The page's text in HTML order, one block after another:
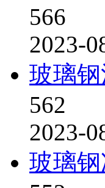
566
2023-
玻璃
562
2023-
玻璃